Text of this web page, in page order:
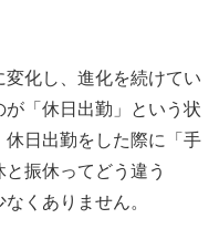
化し、進化を続けてい
「休日出勤」という状
日出勤をした際に「手
振休ってどう違う
くありません。